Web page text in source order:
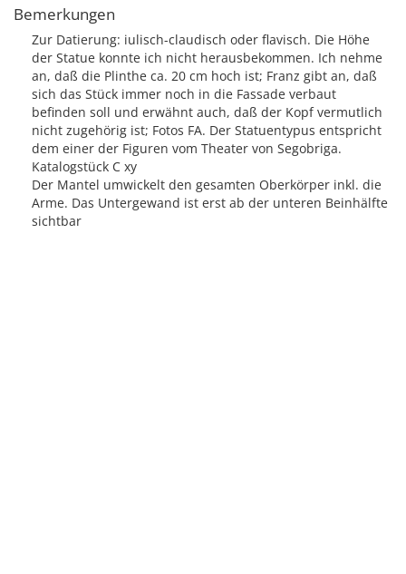
Bemerkungen
Zur Datierung: iulisch-claudisch oder flavisch. Die Höhe
der Statue konnte ich nicht herausbekommen. Ich nehme
an, daß die Plinthe ca. 20 cm hoch ist; Franz gibt an, daß
sich das Stück immer noch in die Fassade verbaut
befinden soll und erwähnt auch, daß der Kopf vermutlich
nicht zugehörig ist; Fotos FA. Der Statuentypus entspricht
dem einer der Figuren vom Theater von Segobriga.
Katalogstück C xy
Der Mantel umwickelt den gesamten Oberkörper inkl. die
Arme. Das Untergewand ist erst ab der unteren Beinhälfte
sichtbar